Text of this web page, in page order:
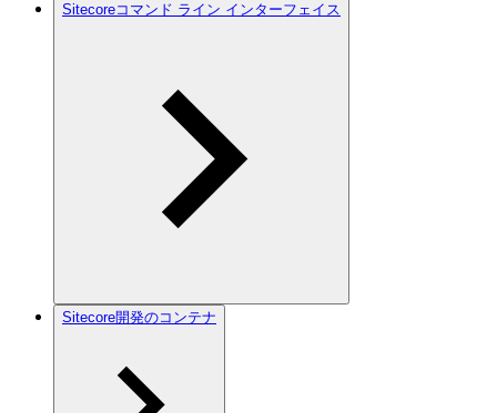
Sitecoreコマンド ライン インターフェイス
Sitecore開発のコンテナ